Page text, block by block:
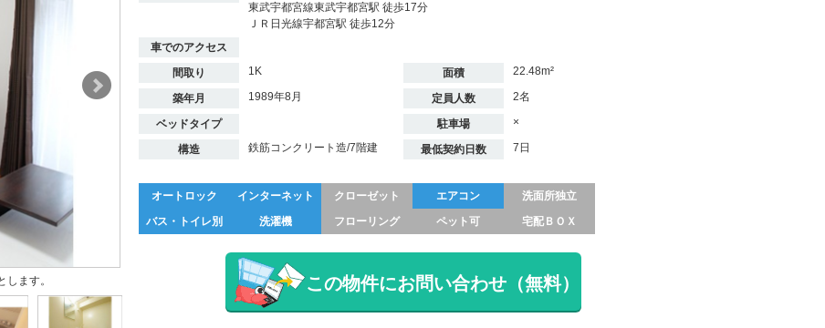
ます。
東武宇都宮線東武宇都宮駅 徒歩17分
ＪＲ日光線宇都宮駅 徒歩12分
車でのアクセス
間取り
1K 面積 22.48m²
築年月 1989年8月 定員人数 2名
ベッドタイプ 駐車場 ×
構造 鉄筋コンクリート造/7階建 最低契約日数 7日
オートロック インターネット クローゼット エアコン
洗面所独立
バス・トイレ別
洗濯機 フローリング ペット可 宅配ＢＯＸ
この物件にお問い合わせ（無料）